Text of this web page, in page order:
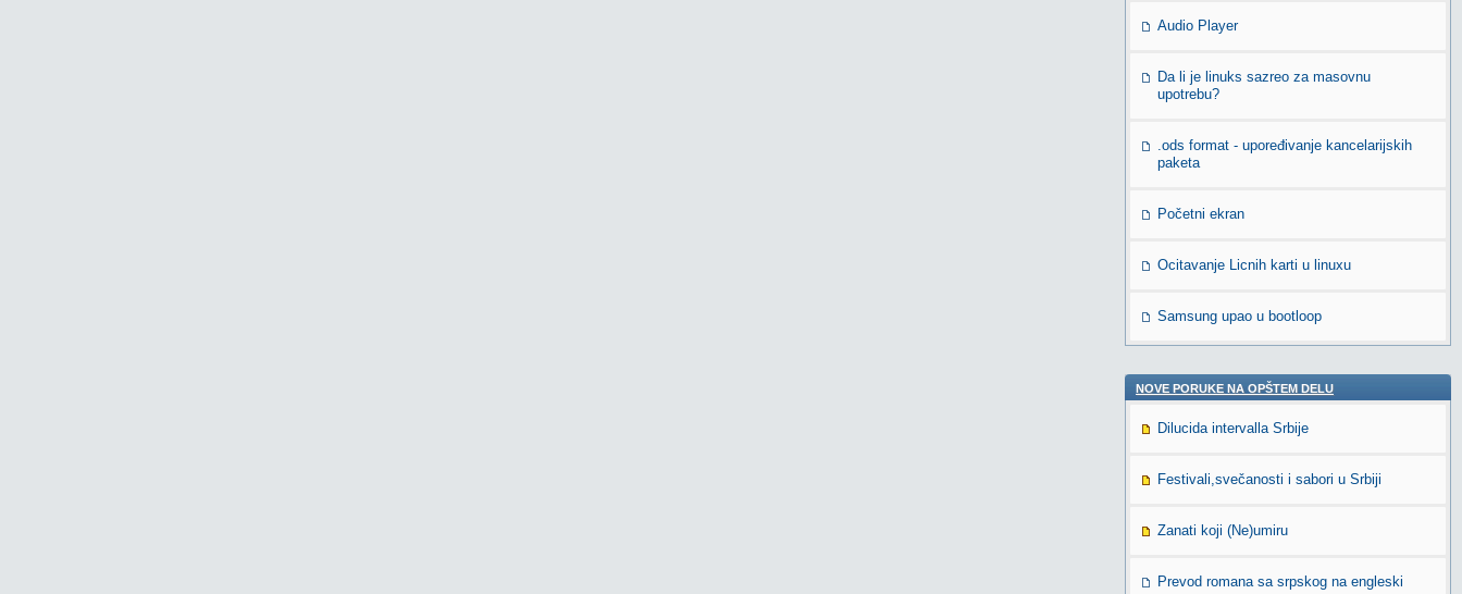
Audio Player
Da li je linuks sazreo za masovnu
upotrebu?
.ods format - upoređivanje kancelarijskih
paketa
Početni ekran
Ocitavanje Licnih karti u linuxu
Samsung upao u bootloop
NOVE PORUKE NA OPŠTEM DELU
Dilucida intervalla Srbije
Festivali,svečanosti i sabori u Srbiji
Zanati koji (Ne)umiru
Prevod romana sa srpskog na engleski